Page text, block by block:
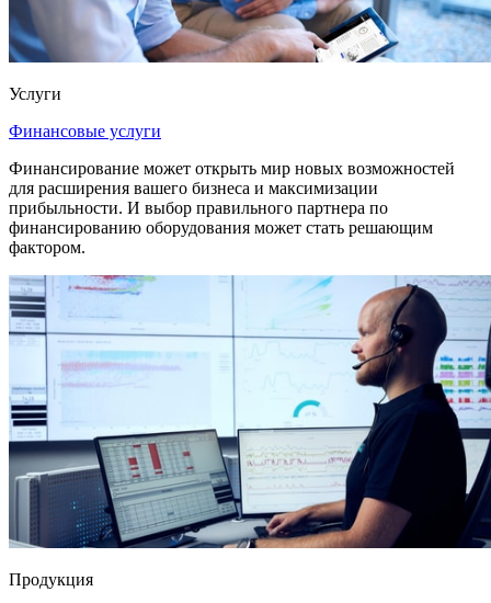
Услуги
Финансовые услуги
Финансирование может открыть мир новых возможностей
для расширения вашего бизнеса и максимизации
прибыльности. И выбор правильного партнера по
финансированию оборудования может стать решающим
фактором.
Продукция